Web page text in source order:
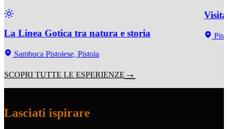
La Linea Gotica tra natura e storia
Sambuca Pistoiese, Pistoia
SCOPRI TUTTE LE ESPERIENZE
Lasciati ispirare